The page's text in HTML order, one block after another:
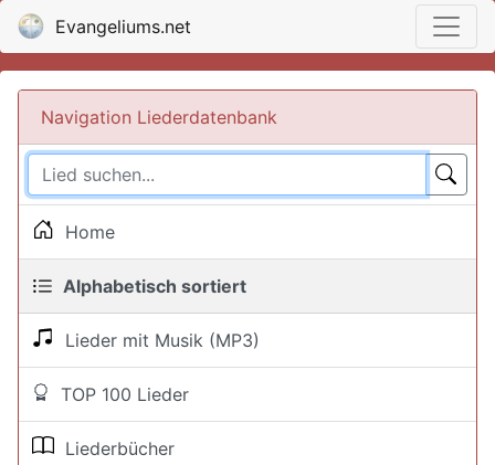
Evangeliums.net
Navigation Liederdatenbank
Home
Alphabetisch sortiert
Lieder mit Musik (MP3)
TOP 100 Lieder
Liederbücher